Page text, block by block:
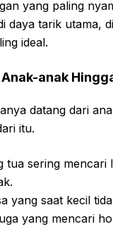
yang paling
daya tarik utama,
ideal.
anak
datang dari
itu.
tua sering mencari
yang saat kecil
yang mencari